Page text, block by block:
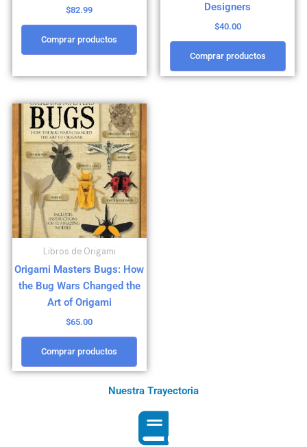
$82.99
Comprar productos
Designers
$40.00
Comprar productos
Libros de Origami
Origami Masters Bugs: How
the Bug Wars Changed the
Art of Origami
$65.00
Comprar productos
Nuestra Trayectoria